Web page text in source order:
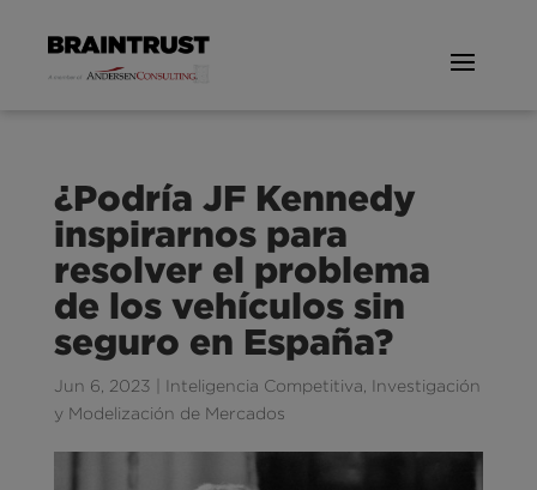
¿Podría JF Kennedy
inspirarnos para
resolver el problema
de los vehículos sin
seguro en España?
Jun 6, 2023 Inteligencia Competitiva Investigación
y Modelización de Mercados